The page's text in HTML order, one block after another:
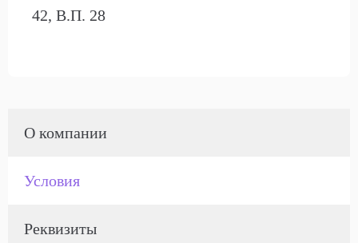
42, В.П. 28
О компании
Условия
Реквизиты